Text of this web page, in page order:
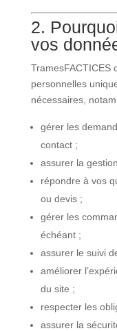
2.
vos
TramesFACTICES
personnelles
nécessaires,
gérer les
contact ;
assurer la
répondre à vos
ou devis ;
gérer les
échéant ;
assurer le suivi
améliorer
du site ;
respecter les
assurer la